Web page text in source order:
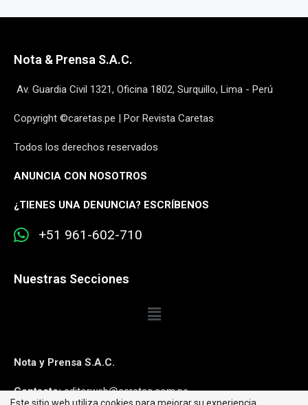
Nota & Prensa S.A.C.
Av. Guardia Civil 1321, Oficina 1802, Surquillo, Lima - Perú
Copyright ©caretas.pe | Por Revista Caretas
Todos los derechos reservados
ANUNCIA CON NOSOTROS
¿TIENES UNA DENUNCIA? ESCRÍBENOS
+51 961-602-710
Nuestras Secciones
Nota y Prensa S.A.C.
Contacto:editorweb@caretas.com.pe